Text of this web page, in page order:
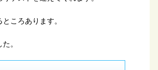
ころあります。
。